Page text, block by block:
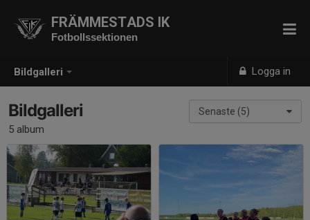
Bildgalleri Logga in
FRÄMMESTADS IK
Fotbollssektionen
Senaste (5)
Bildgalleri
5 album